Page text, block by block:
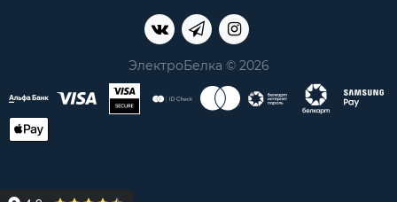
ЭлектроБелка © 2026